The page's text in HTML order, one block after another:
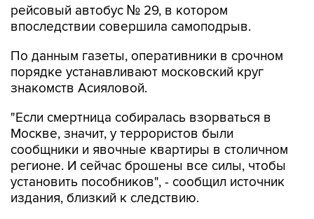
рейсовый автобус № 29, в котором
впоследствии совершила самоподрыв.
По данным газеты, оперативники в срочном
порядке устанавливают московский круг
знакомств Асияловой.
"Если смертница собиралась взорваться в
Москве, значит, у террористов были
сообщники и явочные квартиры в столичном
регионе. И сейчас брошены все силы, чтобы
установить пособников", - сообщил источник
издания, близкий к следствию.